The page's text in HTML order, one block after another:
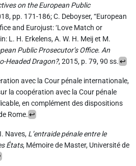
on the European Public
pp. 171-186; C. Deboyser, “European
and Eurojust: ‘Love Match or
L. H. Erkelens, A. W. H. Meij et M.
Public Prosecutor’s Office. An
Headed Dragon?, 2015, p. 79, 90 ss.↩
avec la Cour pénale internationale,
la coopération avec la Cour pénale
en complément des dispositions
Rome.↩
Naves, L’entraide pénale entre le
États, Mémoire de Master, Université de